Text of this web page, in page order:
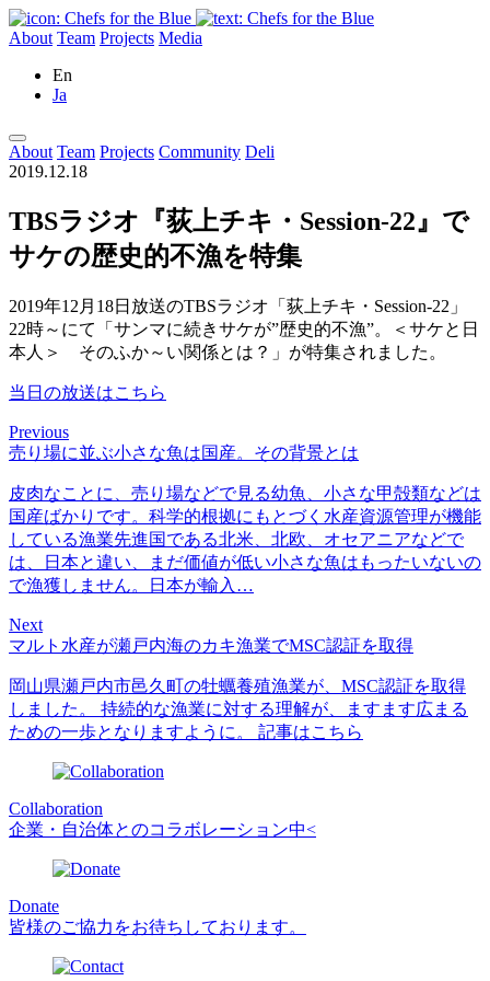
About Team Projects Media
En
Ja
About Team Projects Community Deli
2019.12.18
TBSラジオ『荻上チキ・Session-22』で
サケの歴史的不漁を特集
2019年12月18日放送のTBSラジオ「荻上チキ・Session-22」
22時～にて「サンマに続きサケが”歴史的不漁”。＜サケと日
本人＞ そのふか～い関係とは？」が特集されました。
当日の放送はこちら
Previous
売り場に並ぶ小さな魚は国産。その背景とは
皮肉なことに、売り場などで見る幼魚、小さな甲殻類などは
国産ばかりです。科学的根拠にもとづく水産資源管理が機能
している漁業先進国である北米、北欧、オセアニアなどで
は、日本と違い、まだ価値が低い小さな魚はもったいないの
で漁獲しません。日本が輸入…
Next
マルト水産が瀬戸内海のカキ漁業でMSC認証を取得
岡山県瀬戸内市邑久町の牡蠣養殖漁業が、MSC認証を取得
しました。 持続的な漁業に対する理解が、ますます広まる
ための一歩となりますように。 記事はこちら
Collaboration
企業・自治体とのコラボレーション中<
Donate
皆様のご協力をお待ちしております。